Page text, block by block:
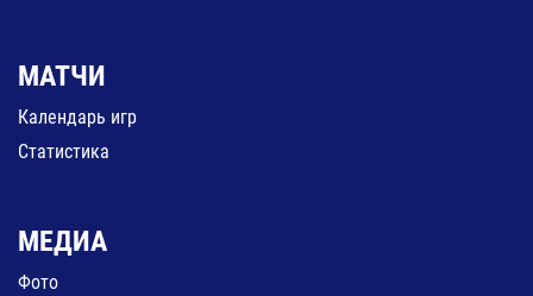
МАТЧИ
Календарь игр
Статистика
МЕДИА
Фото